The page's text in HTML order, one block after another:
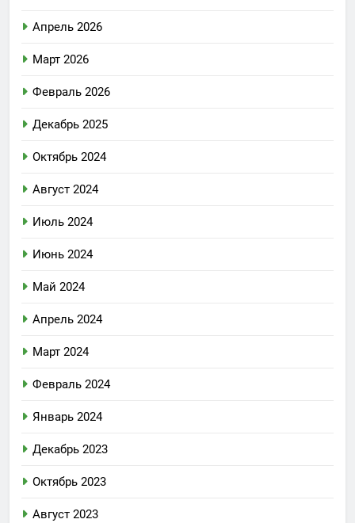
Апрель 2026
Март 2026
Февраль 2026
Декабрь 2025
Октябрь 2024
Август 2024
Июль 2024
Июнь 2024
Май 2024
Апрель 2024
Март 2024
Февраль 2024
Январь 2024
Декабрь 2023
Октябрь 2023
Август 2023